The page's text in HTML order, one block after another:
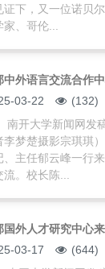
证下，又一位诺贝
家、哥伦...
中外语言交流合作
03-22
(132)
南开大学新闻网发
李梦楚摄影宗琪琪
、主任郁云峰一行
流。校长陈...
国外人才研究中心
03-17
(644)